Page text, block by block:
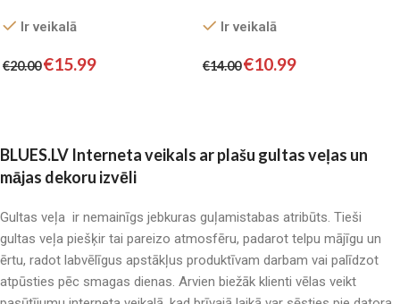
Ir veikalā
€20.00€15.99
Ir veikalā
€14.00€10.99
BLUES.LV Interneta veikals ar plašu gultas veļas un
mājas dekoru izvēli
Gultas veļa ir nemainīgs jebkuras guļamistabas atribūts. Tieši
gultas veļa piešķir tai pareizo atmosfēru, padarot telpu mājīgu un
ērtu, radot labvēlīgus apstākļus produktīvam darbam vai palīdzot
atpūsties pēc smagas dienas. Arvien biežāk klienti vēlas veikt